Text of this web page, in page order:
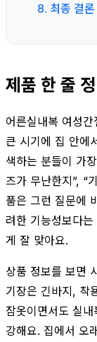
8. 최종 결론
제품 한 줄 정
어른실내복 여성
큰 시기에 집 안에
색하는 분들이 가
즈가 무난한지”, “
품은 그런 질문에
려한 기능성보다
게 잘 맞아요.
상품 정보를 보면
기장은 긴바지, 착
잠옷이면서도 실
강해요. 집에서 오